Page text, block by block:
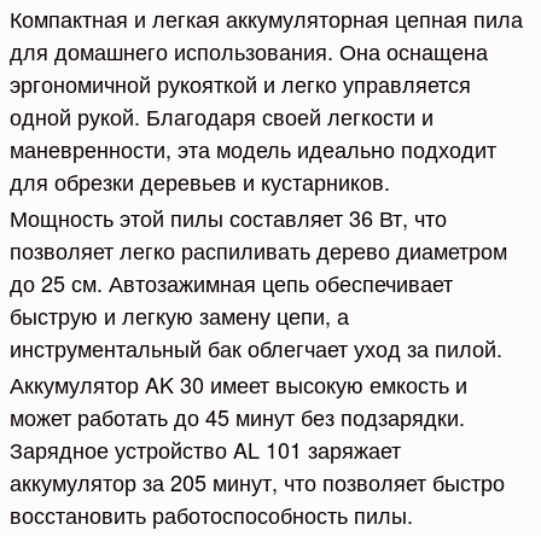
Компактная и легкая аккумуляторная цепная пила
для домашнего использования. Она оснащена
эргономичной рукояткой и легко управляется
одной рукой. Благодаря своей легкости и
маневренности, эта модель идеально подходит
для обрезки деревьев и кустарников.
Мощность этой пилы составляет 36 Вт, что
позволяет легко распиливать дерево диаметром
до 25 см. Автозажимная цепь обеспечивает
быструю и легкую замену цепи, а
инструментальный бак облегчает уход за пилой.
Аккумулятор AK 30 имеет высокую емкость и
может работать до 45 минут без подзарядки.
Зарядное устройство AL 101 заряжает
аккумулятор за 205 минут, что позволяет быстро
восстановить работоспособность пилы.